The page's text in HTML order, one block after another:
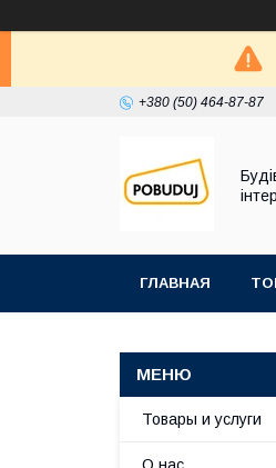
+380 (50) 464-87-87
ГЛАВНАЯ
Товары и услуги